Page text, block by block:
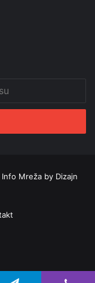
Info Mreža by Dizajn